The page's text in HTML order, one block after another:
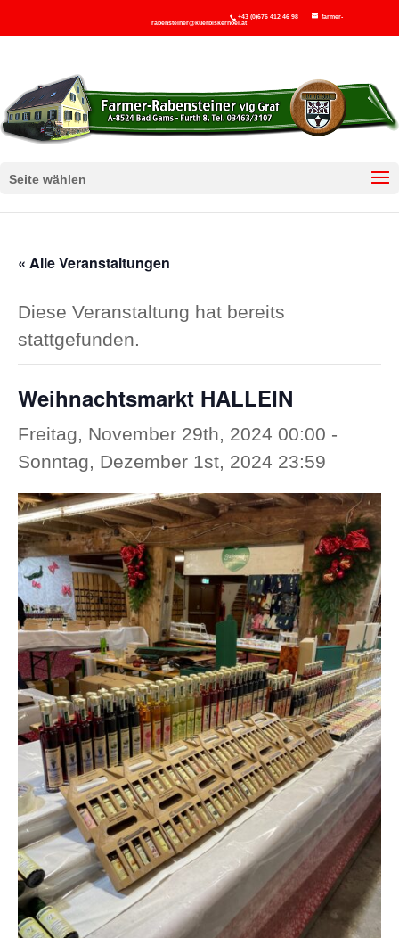
+43 (0)676 412 46 98
farmer-
rabensteiner@kuerbiskernoel.at
Seite wählen
« Alle Veranstaltungen
Diese Veranstaltung hat bereits
stattgefunden.
Weihnachtsmarkt HALLEIN
Freitag, November 29th, 2024 00:00 -
Sonntag, Dezember 1st, 2024 23:59